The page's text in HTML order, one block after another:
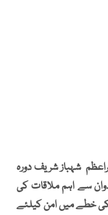
شہباز شریف دورہ
سے اہم ملاقات کی
خطے میں امن کیلئے